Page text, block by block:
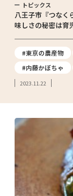
トピックス
八王子市『つなく
味しさの秘密は育
#東京の農産物
#内藤かぼちゃ
2023.11.22